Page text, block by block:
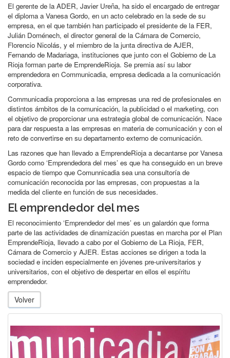
El gerente de la ADER, Javier Ureña, ha sido el encargado de entregar
el diploma a Vanesa Gordo, en un acto celebrado en la sede de su
empresa, en el que también han participado el presidente de la FER,
Julián Doménech, el director general de la Cámara de Comercio,
Florencio Nicolás, y el miembro de la junta directiva de AJER,
Fernando de Madariaga, instituciones que junto con el Gobierno de La
Rioja forman parte de EmprendeRioja. Se premia así su labor
emprendedora en Communicadia, empresa dedicada a la comunicación
corporativa.
Communicadia proporciona a las empresas una red de profesionales en
distintos ámbitos de la comunicación, la publicidad o el marketing, con
el objetivo de proporcionar una estrategia global de comunicación. Nace
para dar respuesta a las empresas en materia de comunicación y con el
reto de convertirse en su departamento externo de comunicación.
Las razones que han llevado a EmprendeRioja a decantarse por Vanesa
Gordo como ‘Emprendedora del mes’ es que ha conseguido en un breve
espacio de tiempo que Comunnicadia sea una consultoría de
comunicación reconocida por las empresas, con propuestas a la
medida del cliente en función de sus necesidades.
El emprendedor del mes
El reconocimiento ‘Emprendedor del mes’ es un galardón que forma
parte de las actividades de dinamización puestas en marcha por el Plan
EmprendeRioja, llevado a cabo por el Gobierno de La Rioja, FER,
Cámara de Comercio y AJER. Estas acciones se dirigen a toda la
sociedad e inciden especialmente en jóvenes pre-universitarios y
universitarios, con el objetivo de despertar en ellos el espíritu
emprendedor.
Volver